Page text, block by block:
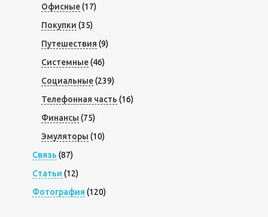
Офисные(17)
Покупки (35)
Путешествия (9)
Системные(46)
Социальные(239)
Телефонная часть (16)
Финансы (75)
Эмуляторы (10)
Связь (87)
Статьи (12)
Фотография (120)